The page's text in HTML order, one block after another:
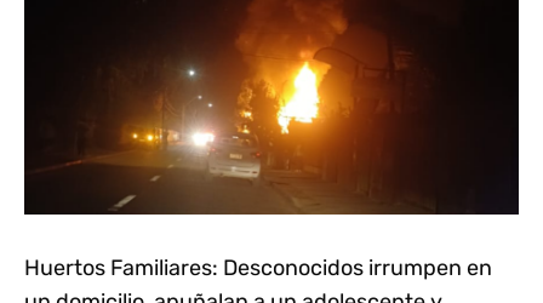
Huertos Familiares: Desconocidos irrumpen en